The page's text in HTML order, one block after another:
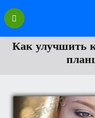
Перейти
содержанию
Как улучшить